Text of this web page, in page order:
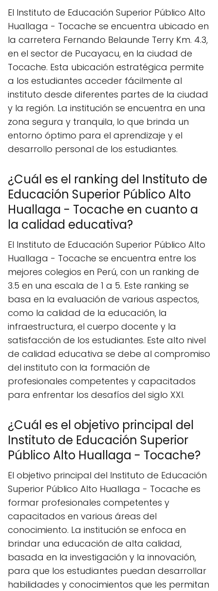
El Instituto de Educación Superior Público Alto
Huallaga - Tocache se encuentra ubicado en
la carretera Fernando Belaunde Terry Km. 4.3,
en el sector de Pucayacu, en la ciudad de
Tocache. Esta ubicación estratégica permite
a los estudiantes acceder fácilmente al
instituto desde diferentes partes de la ciudad
y la región. La institución se encuentra en una
zona segura y tranquila, lo que brinda un
entorno óptimo para el aprendizaje y el
desarrollo personal de los estudiantes.
¿Cuál es el ranking del Instituto de
Educación Superior Público Alto
Huallaga - Tocache en cuanto a
la calidad educativa?
El Instituto de Educación Superior Público Alto
Huallaga - Tocache se encuentra entre los
mejores colegios en Perú, con un ranking de
3.5 en una escala de 1 a 5. Este ranking se
basa en la evaluación de various aspectos,
como la calidad de la educación, la
infraestructura, el cuerpo docente y la
satisfacción de los estudiantes. Este alto nivel
de calidad educativa se debe al compromiso
del instituto con la formación de
profesionales competentes y capacitados
para enfrentar los desafíos del siglo XXI.
¿Cuál es el objetivo principal del
Instituto de Educación Superior
Público Alto Huallaga - Tocache?
El objetivo principal del Instituto de Educación
Superior Público Alto Huallaga - Tocache es
formar profesionales competentes y
capacitados en various áreas del
conocimiento. La institución se enfoca en
brindar una educación de alta calidad,
basada en la investigación y la innovación,
para que los estudiantes puedan desarrollar
habilidades y conocimientos que les permitan